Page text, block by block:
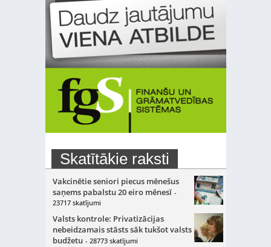
Skatītākie raksti
Vakcinētie seniori piecus mēnešus
saņems pabalstu 20 eiro mēnesī -
23717 skatījumi
Valsts kontrole: Privatizācijas
nebeidzamais stāsts sāk tukšot valsts
budžetu - 28773 skatījumi